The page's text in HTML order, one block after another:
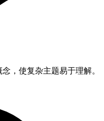
，使复杂主题易于理解。